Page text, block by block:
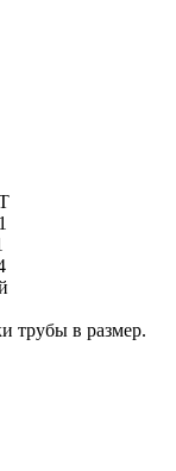
трубы в размер.